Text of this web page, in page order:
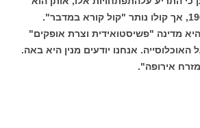
רואה בשלילה מאז 1967, אך קולו נותר "קול קורא במדבר".
מדינה "פשיסטואידית וצרת אופקים"
אנחנו יודעים מנין היא באה.
אירופה".